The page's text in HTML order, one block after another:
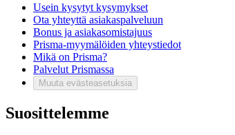
Usein kysytyt kysymykset
Ota yhteyttä asiakaspalveluun
Bonus ja asiakasomistajuus
Prisma-myymälöiden yhteystiedot
Mikä on Prisma?
Palvelut Prismassa
Muuta evästeasetuksia
Suosittelemme